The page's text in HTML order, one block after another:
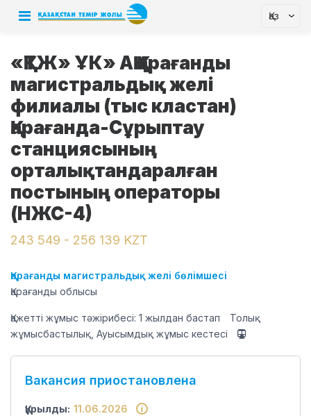
Қаз
«ҚТЖ» ҰК» АҚ Қарағанды ​​
магистральдық желі
филиалы (тыс кластан)
Қарағанда-Сұрыптау
станциясының
орталықтандаралған
постының операторы
(НЖС-4)
243 549 - 256 139 KZT
Қарағанды магистральдық желі бөлімшесі
Қарағанды облысы
Қажетті жұмыс тәжірибесі: 1 жылдан бастап
Толық
жұмысбастылық, Ауысымдық жұмыс кестесі
Вакансия приостановлена
Құрылды: 11.06.2026